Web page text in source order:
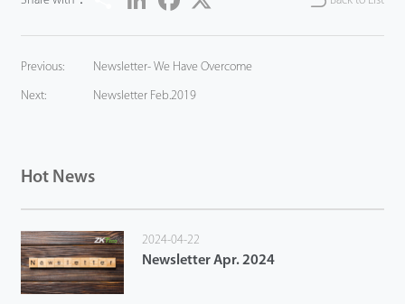
Tecnología
Previous: Newsletter- We Have Overcome
Next: Newsletter Feb.2019
Hot News
2024-04-22
Newsletter Apr. 2024